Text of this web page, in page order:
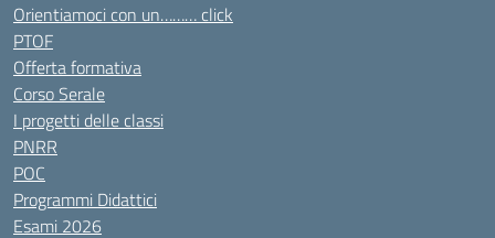
Orientiamoci con un……… click
PTOF
Offerta formativa
Corso Serale
I progetti delle classi
PNRR
POC
Programmi Didattici
Esami 2026